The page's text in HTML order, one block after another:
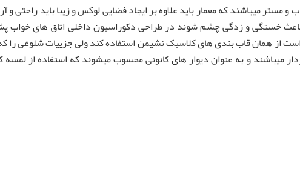
و مستر میباشند که معمار باید علاوه بر ایجاد فضایی لوکس و زیبا باید راحتی
باعث خستگی و زدگی چشم شوند در طراحی دکوراسیون داخلی اتاق های
از همان قاب بندی های کلاسیک نشیمن استفاده کند ولی جزییات شلوغی را
میباشند و به عنوان دیوار های کانونی محسوب میشوند که استفاده از